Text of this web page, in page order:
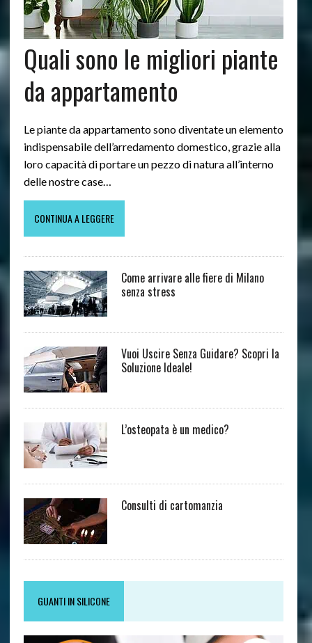
Quali sono le migliori piante
da appartamento
Le piante da appartamento sono diventate un elemento
indispensabile dell’arredamento domestico, grazie alla
loro capacità di portare un pezzo di natura all’interno
delle nostre case…
CONTINUA A LEGGERE
Come arrivare alle fiere di Milano
senza stress
Vuoi Uscire Senza Guidare? Scopri la
Soluzione Ideale!
L’osteopata è un medico?
Consulti di cartomanzia
GUANTI IN SILICONE